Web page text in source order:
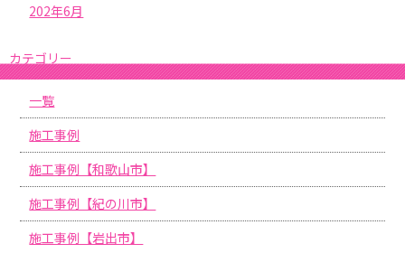
202年6月
カテゴリー
一覧
施工事例
施工事例【和歌山市】
施工事例【紀の川市】
施工事例【岩出市】